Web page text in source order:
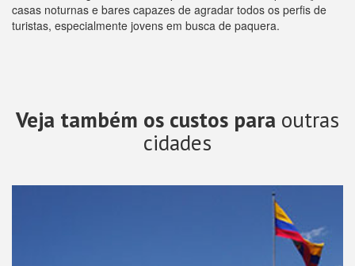
casas noturnas e bares capazes de agradar todos os perfis de
turistas, especialmente jovens em busca de paquera.
Veja também os custos para outras
cidades